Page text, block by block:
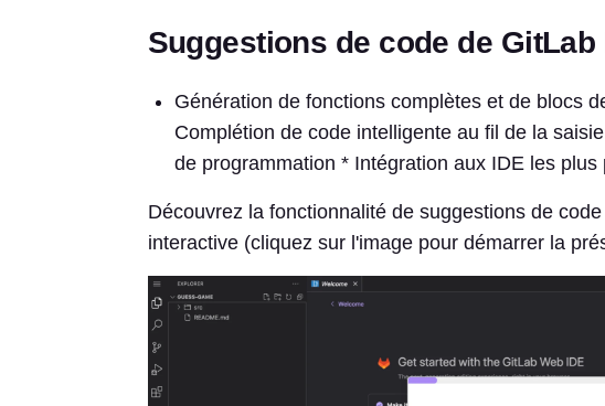
Suggestions de code de GitLab
Génération de fonctions complètes et de blocs
Complétion de code intelligente au fil de la
de programmation * Intégration aux IDE les plus
Découvrez la fonctionnalité de suggestions de
interactive (cliquez sur l'image pour démarrer la